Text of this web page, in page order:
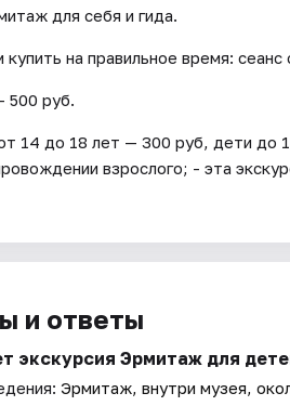
для себя и гида.
на правильное время:
500 руб.
14 до 18 лет — 300 руб, дети до
взрослого; - эта
и ответы
экскурсия Эрмитаж для
Эрмитаж, внутри музея,